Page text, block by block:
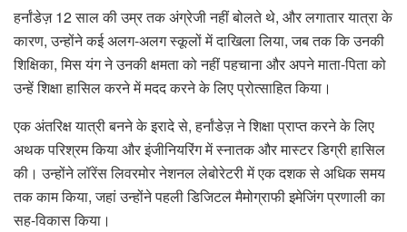
हर्नांडेज़ 12 साल की उम्र तक अंग्रेजी नहीं बोलते थे, और लगातार यात्रा के
कारण, उन्होंने कई अलग-अलग स्कूलों में दाखिला लिया, जब तक कि उनकी
शिक्षिका, मिस यंग ने उनकी क्षमता को नहीं पहचाना और अपने माता-पिता को
उन्हें शिक्षा हासिल करने में मदद करने के लिए प्रोत्साहित किया।
एक अंतरिक्ष यात्री बनने के इरादे से, हर्नांडेज़ ने शिक्षा प्राप्त करने के लिए
अथक परिश्रम किया और इंजीनियरिंग में स्नातक और मास्टर डिग्री हासिल
की। उन्होंने लॉरेंस लिवरमोर नेशनल लेबोरेटरी में एक दशक से अधिक समय
तक काम किया, जहां उन्होंने पहली डिजिटल मैमोग्राफी इमेजिंग प्रणाली का
सह-विकास किया।